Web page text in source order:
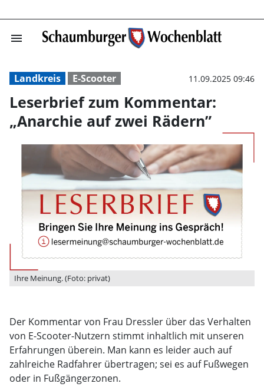
menu Leserbrief zum
Landkreis E-Scooter 11.09.2025 09:46
Leserbrief zum Kommentar:
„Anarchie auf zwei Rädern”
Ihre Meinung. (Foto: privat)
Der Kommentar von Frau Dressler über das Verhalten
von E-Scooter-Nutzern stimmt inhaltlich mit unseren
Erfahrungen überein. Man kann es leider auch auf
zahlreiche Radfahrer übertragen; sei es auf Fußwegen
oder in Fußgängerzonen.